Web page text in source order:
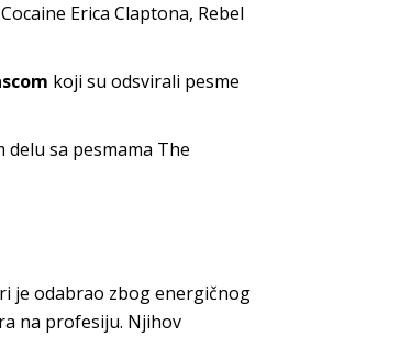
Erica Claptona, Rebel
koji su odsvirali pesme
sa pesmama The
je odabrao zbog energičnog
na profesiju. Njihov